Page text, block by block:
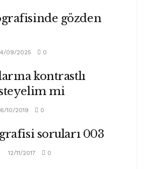
gözden
09/2025 0
kontrastlı
mi
10/2019 0
soruları 003
12/11/2017 0